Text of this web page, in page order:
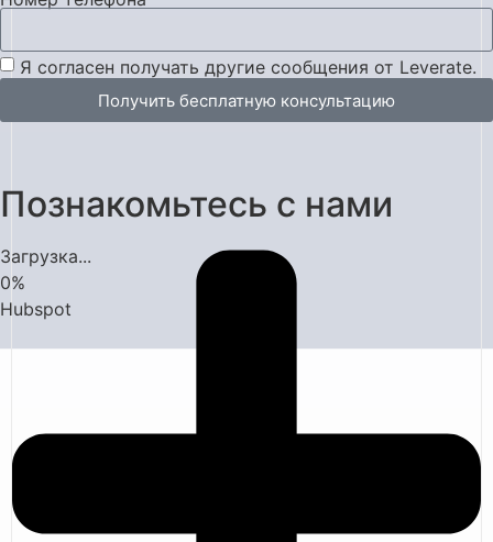
Я согласен получать другие сообщения от Leverate.
Получить бесплатную консультацию
Познакомьтесь с нами
Загрузка...
0%
Hubspot